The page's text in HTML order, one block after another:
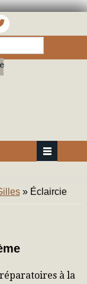
» Éclaircie
à la